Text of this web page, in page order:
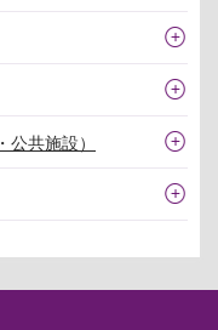
共施設）